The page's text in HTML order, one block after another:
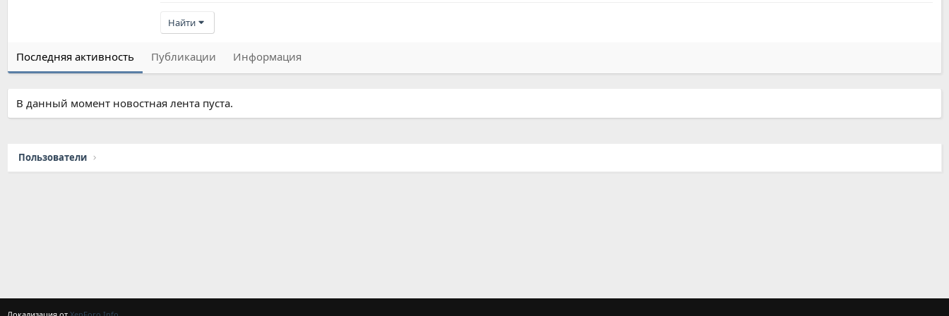
Найти
Последняя активность Публикации Информация
В данный момент новостная лента пуста.
Пользователи